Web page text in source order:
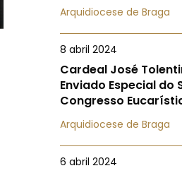
Arquidiocese de Braga
8 abril 2024
Cardeal José
Enviado Especial do
Congresso
Arquidiocese de Braga
6 abril 2024